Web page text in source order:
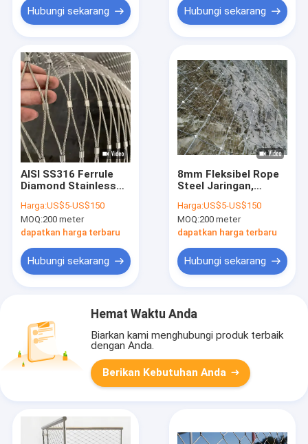
Hubungi sekarang Hubungi sekarang
AISI SS316 Ferrule
Diamond Stainless
Mesh Net Untuk
Balustrade
Harga:US$5-US$150
MOQ:200 meter
dapatkan harga terbaru
Hubungi sekarang
8mm Fleksibel Rope
Steel Jaringan,
Perlindungan
Jaringan Untuk
Perlindungan
Harga:US$5-US$150
MOQ:200 meter
dapatkan harga terbaru
Hubungi sekarang
Hemat Waktu Anda
Biarkan kami menghubungi produk terbaik
dengan Anda.
Berikan Kebutuhan Anda